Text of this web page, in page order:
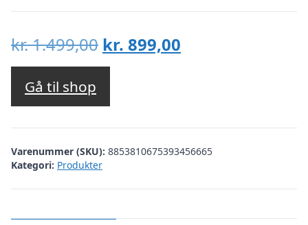
kr.1.499,00 Den
oprindelige
var:
kr. 1.499,00.
kr. 899,00
kr. 899,00.
Gå til shop
Varenummer (SKU): 8853810675393456665
Kategori: Produkter